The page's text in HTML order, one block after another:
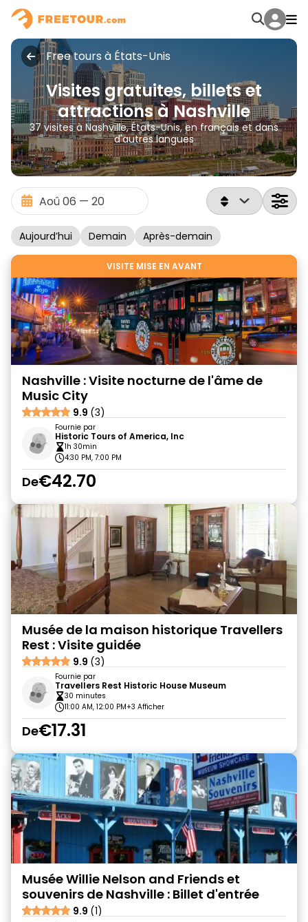
Free tours à États-Unis
Visites gratuites, billets et
attractions à Nashville
37 visites à Nashville, États-Unis, en français et dans
d'autres langues
Aujourd’hui Demain Après-demain
VISITE MISE EN AVANT
Nashville : Visite nocturne de l'âme de
Music City
9.9 (3)
Fournie par
Historic Tours of America, Inc
1h 30min
4:30 PM, 7:00 PM
De€42.70
Musée de la maison historique Travellers
Rest : Visite guidée
9.9 (3)
Fournie par
Travellers Rest Historic House Museum
30 minutes
11:00 AM, 12:00 PM+3 Afficher
De€17.31
Musée Willie Nelson and Friends et
souvenirs de Nashville : Billet d'entrée
9.9 (1)